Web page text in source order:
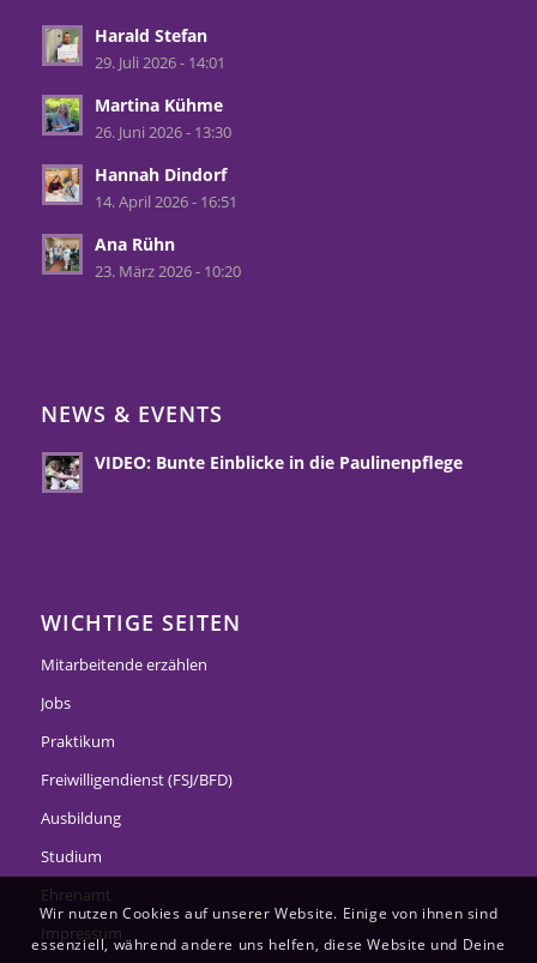
Harald Stefan
29. Juli 2026 - 14:01
Martina Kühme
26. Juni 2026 - 13:30
Hannah Dindorf
14. April 2026 - 16:51
Ana Rühn
23. März 2026 - 10:20
NEWS & EVENTS
VIDEO: Bunte Einblicke in die Paulinenpflege
WICHTIGE SEITEN
Mitarbeitende erzählen
Jobs
Praktikum
Freiwilligendienst (FSJ/BFD)
Ausbildung
Studium
Ehrenamt
Impressum
Wir nutzen Cookies auf unserer Website. Einige von ihnen sind
essenziell, während andere uns helfen, diese Website und Deine